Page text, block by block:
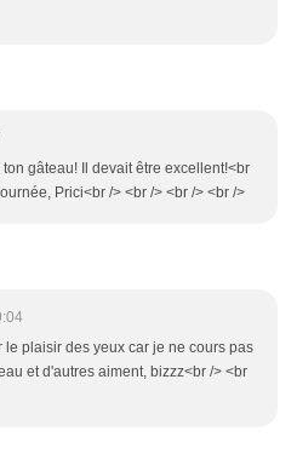
gâteau! Il devait être excellent!<br
Prici<br /> <br /> <br /> <br />
le plaisir des yeux car je ne cours pas
et d'autres aiment, bizzz<br /> <br